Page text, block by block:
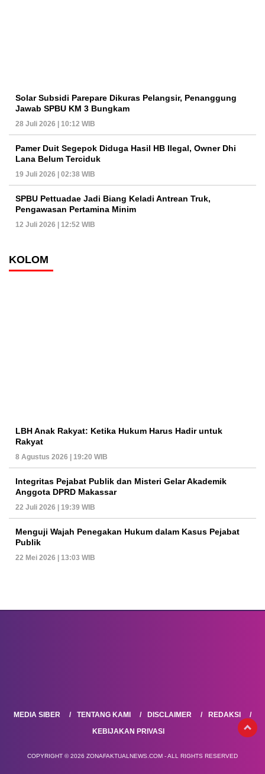
Solar Subsidi Parepare Dikuras Pelangsir, Penanggung
Jawab SPBU KM 3 Bungkam
28 Juli 2026 | 10:12 WIB
Pamer Duit Segepok Diduga Hasil HB Ilegal, Owner Dhi
Lana Belum Terciduk
19 Juli 2026 | 02:38 WIB
SPBU Pettuadae Jadi Biang Keladi Antrean Truk,
Pengawasan Pertamina Minim
12 Juli 2026 | 12:52 WIB
KOLOM
LBH Anak Rakyat: Ketika Hukum Harus Hadir untuk
Rakyat
8 Agustus 2026 | 19:20 WIB
Integritas Pejabat Publik dan Misteri Gelar Akademik
Anggota DPRD Makassar
22 Juli 2026 | 19:39 WIB
Menguji Wajah Penegakan Hukum dalam Kasus Pejabat
Publik
22 Mei 2026 | 13:03 WIB
MEDIA SIBER TENTANG KAMI DISCLAIMER
REDAKSI
KEBIJAKAN PRIVASI
COPYRIGHT © 2026 ZONAFAKTUALNEWS.COM - ALL RIGHTS RESERVED